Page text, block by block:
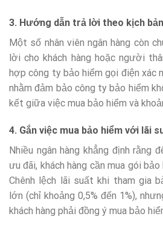
3. Hướng dẫn trả lời theo kịch bản
Một số nhân viên ngân hàng còn
lời cho khách hàng hoặc người
hợp công ty bảo hiểm gọi điện xác
nhằm đảm bảo công ty bảo hiểm
kết giữa việc mua bảo hiểm và
4. Gắn việc mua bảo hiểm với lãi
Nhiều ngân hàng khẳng định
ưu đãi, khách hàng cần mua gói
Chênh lệch lãi suất khi tham gia
lớn (chỉ khoảng 0,5% đến 1%),
khách hàng phải đồng ý mua bảo